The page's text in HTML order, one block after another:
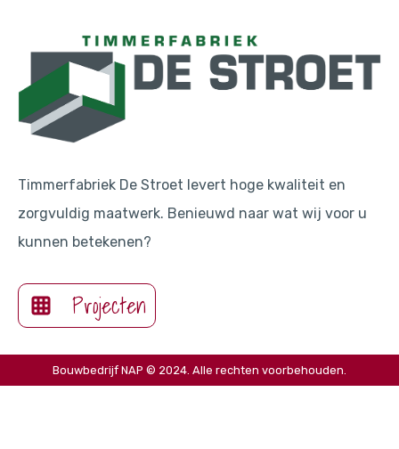
Timmerfabriek De Stroet levert hoge kwaliteit en
zorgvuldig maatwerk. Benieuwd naar wat wij voor u
kunnen betekenen?
Projecten
Bouwbedrijf NAP © 2024. Alle rechten voorbehouden.